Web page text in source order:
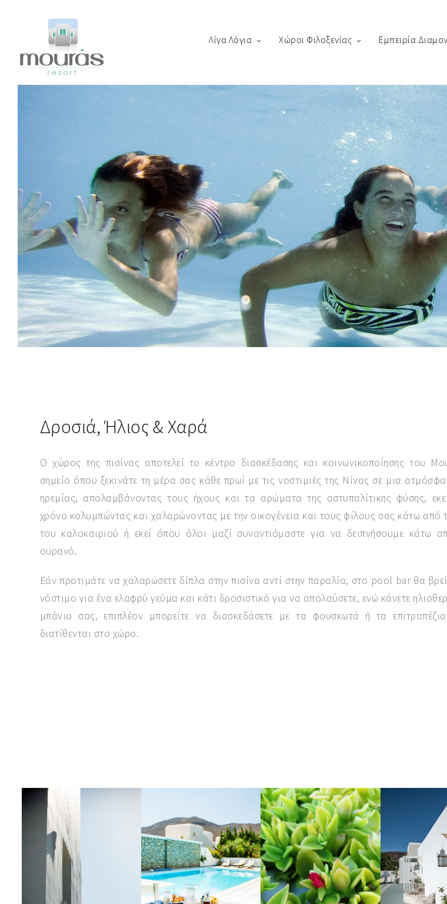
Home
Λίγα Λόγια
Αστυπάλαια
Blog
Book Now
Λίγα Λόγια Χώροι Φιλοξενίας Εμπειρία
Δροσιά, Ήλιος & Χαρά
Ο χώρος της πισίνας αποτελεί το κέντρο διασκέδασης και κοινωνικοποίησης του
σημείο όπου ξεκινάτε τη μέρα σας κάθε πρωί με τις νοστιμιές της Νίνας σε μια
ηρεμίας, απολαμβάνοντας τους ήχους και τα αρώματα της αστυπαλίτικης φύσης,
χρόνο κολυμπώντας και χαλαρώνοντας με την οικογένεια και τους φίλους σας κάτω από
του καλοκαιριού ή εκεί όπου όλοι μαζί συναντιόμαστε για να δειπνήσουμε κάτω
ουρανό.
Εάν προτιμάτε να χαλαρώσετε δίπλα στην πισίνα αντί στην παραλία, στο pool bar θα
νόστιμο για ένα ελαφρύ γεύμα και κάτι δροσιστικό για να απολαύσετε, ενώ κάνετε
μπάνιο σας, επιπλέον μπορείτε να διασκεδάσετε με τα φουσκωτά ή τα
διατίθενται στο χώρο.
RoomBooking
Thanks for staying with us! Please fill out the form below and our